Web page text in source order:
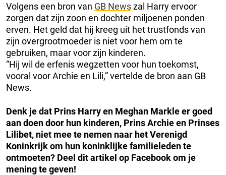
Volgens een bron van GB Newszal Harry ervoor
zorgen dat zijn zoon en dochter miljoenen ponden
erven. Het geld dat hij kreeg uit het trustfonds van
zijn overgrootmoeder is niet voor hem om te
gebruiken, maar voor zijn kinderen.
“Hij wil de erfenis wegzetten voor hun toekomst,
vooral voor Archie en Lili,” vertelde de bron aan GB
News.
Denk je dat Prins Harry en Meghan Markle er goed
aan doen door hun kinderen, Prins Archie en Prinses
Lilibet, niet mee te nemen naar het Verenigd
Koninkrijk om hun koninklijke familieleden te
ontmoeten? Deel dit artikel op Facebook om je
mening te geven!